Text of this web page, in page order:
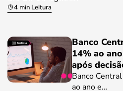
4 min Leitura
Banco
14% ao
após
Banco
ao ano e…